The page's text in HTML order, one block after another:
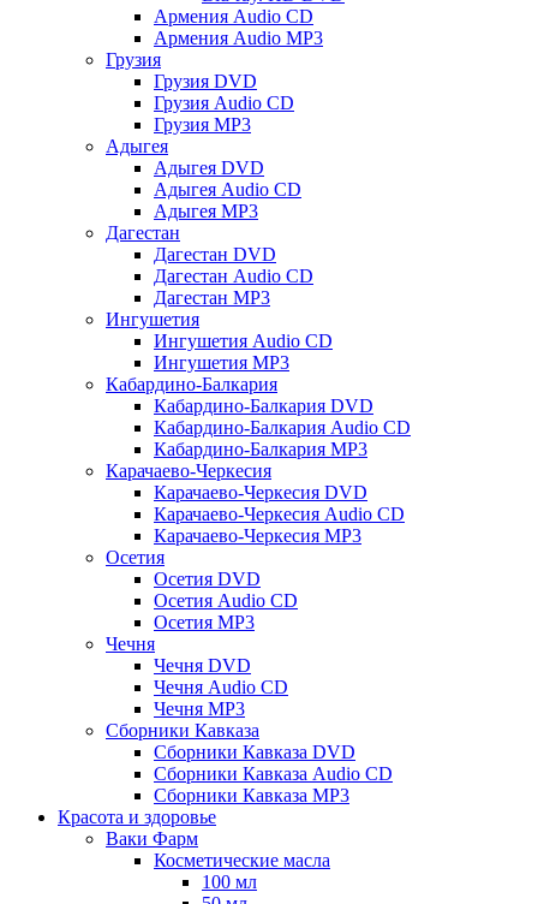
Армения Audio CD
Армения Audio MP3
Грузия
Грузия DVD
Грузия Audio CD
Грузия MP3
Адыгея
Адыгея DVD
Адыгея Audio CD
Адыгея MP3
Дагестан
Дагестан DVD
Дагестан Audio CD
Дагестан MP3
Ингушетия
Ингушетия Audio CD
Ингушетия MP3
Кабардино-Балкария
Кабардино-Балкария DVD
Кабардино-Балкария Audio CD
Кабардино-Балкария MP3
Карачаево-Черкесия
Карачаево-Черкесия DVD
Карачаево-Черкесия Audio CD
Карачаево-Черкесия MP3
Осетия
Осетия DVD
Осетия Audio CD
Осетия MP3
Чечня
Чечня DVD
Чечня Audio CD
Чечня MP3
Сборники Кавказа
Сборники Кавказа DVD
Сборники Кавказа Audio CD
Сборники Кавказа MP3
Красота и здоровье
Ваки Фарм
Косметические масла
100 мл